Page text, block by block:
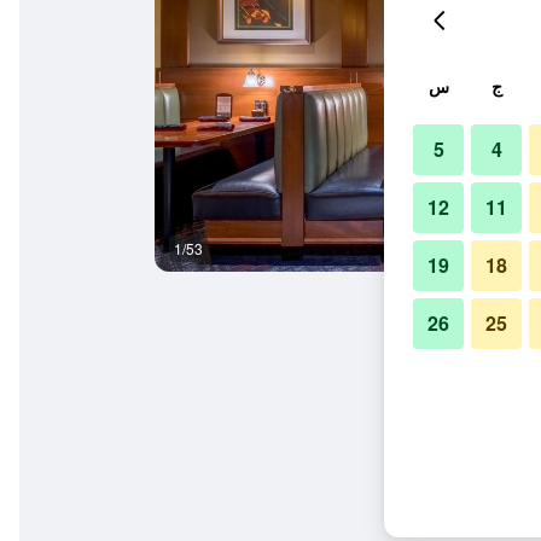
1/53
آيتش جي
ج س
4
5
11
12
18
19
25
26